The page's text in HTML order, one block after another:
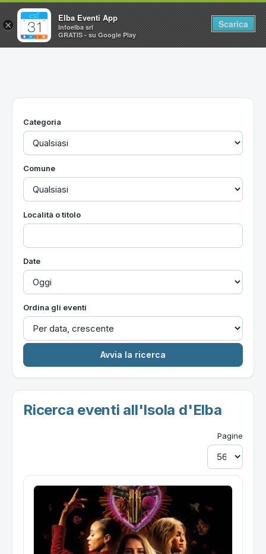
Home
Utilità
Categoria
Comune
Località o titolo
Date
Ordina gli eventi
Ricerca eventi all'Isola d'Elba
Pagine
×
Elba Eventi App
Infoelba srl
GRATIS - su Google Play
Scarica